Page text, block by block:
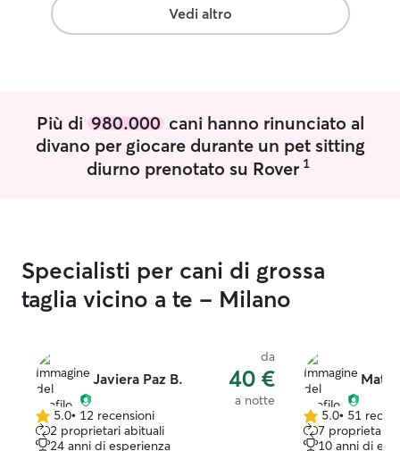
una mano! 🇬🇧
been part of
helping
need. I really
animals, so it’s
due aree
può farmi
ricevere tante
giornata! Per il servizio di soggiorno, il
cane dormirà in
con me, in
Vedi altro
Più di 980.000cani hanno rinunciato al
divano per giocare durante un pet sitting
diurno prenotato su Rover 1
Specialisti per cani di grossa
taglia vicino a te - Milano
Javiera Paz B.
da
40 €
a notte
5.0
su
5.0• 12 recensioni
2 proprietari abituali
24 anni di esperienza
5.0
su
5.0• 51
7 proprietari
10 anni di